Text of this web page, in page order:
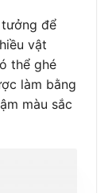
để
vật
thể ghé
làm bằng
màu sắc